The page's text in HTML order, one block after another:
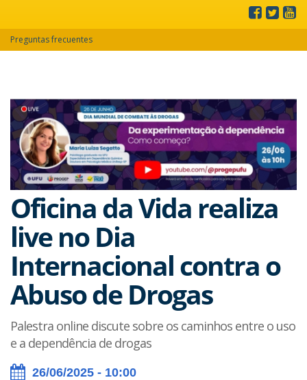
Preguntas frecuentes
Oficina da Vida realiza
live no Dia
Internacional contra o
Abuso de Drogas
Palestra online discute sobre os caminhos entre o uso
e a dependência de drogas
26/06/2025 - 10:00